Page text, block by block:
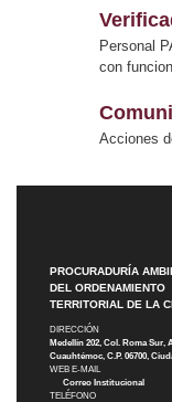
Personal
con
Acciones
PROCURADURÍA
DEL ORDENAMIENTO
TERRITORIAL DE LA
DIRECCIÓN
Medellín 202, Col. Roma Sur,
Cuauhtémoc, C.P. 06700,
WEB E-MAIL
Correo Institucional
TELÉFONO